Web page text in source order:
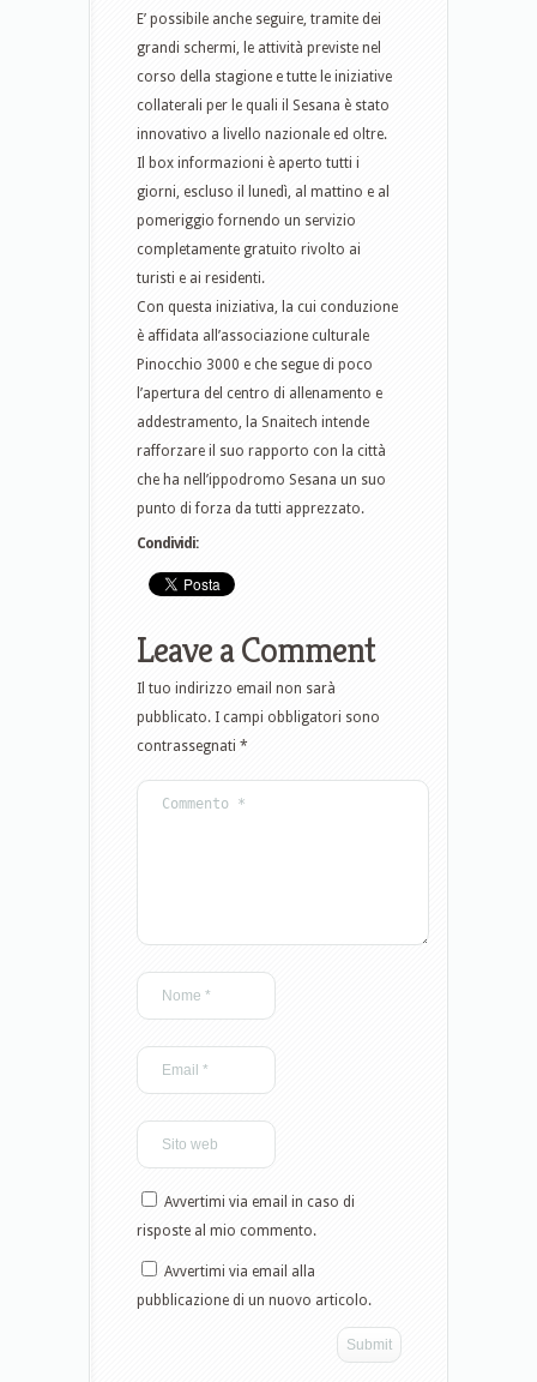
E’ possibile anche seguire, tramite dei
grandi schermi, le attività previste nel
corso della stagione e tutte le iniziative
collaterali per le quali il Sesana è stato
innovativo a livello nazionale ed oltre.
Il box informazioni è aperto tutti i
giorni, escluso il lunedì, al mattino e al
pomeriggio fornendo un servizio
completamente gratuito rivolto ai
turisti e ai residenti.
Con questa iniziativa, la cui conduzione
è affidata all’associazione culturale
Pinocchio 3000 e che segue di poco
l’apertura del centro di allenamento e
addestramento, la Snaitech intende
rafforzare il suo rapporto con la città
che ha nell’ippodromo Sesana un suo
punto di forza da tutti apprezzato.
Condividi:
Leave a Comment
Il tuo indirizzo email non sarà
pubblicato. I campi obbligatori sono
contrassegnati *
Avvertimi via email in caso di
risposte al mio commento.
Avvertimi via email alla
pubblicazione di un nuovo articolo.